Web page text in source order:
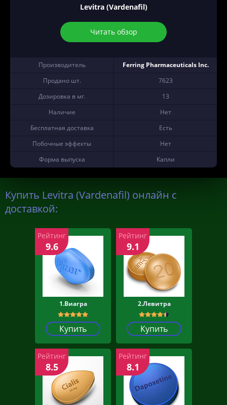
Levitra (Vardenafil)
Читать обзор
Производитель
Ferring Pharmaceuticals Inc.
Продано шт.
7623
Дозировка в мг.
13
Наличие
Нет
Бесплатная доставка
Есть
Побочные эффекты
Нет
Форма выпуска
Капли
Купить Levitra (Vardenafil) онлайн с
доставкой:
1.Виагра
Купить
Рейтинг
9.6
2.Левитра
Купить
Рейтинг
9.1
Рейтинг
8.5
Рейтинг
8.1